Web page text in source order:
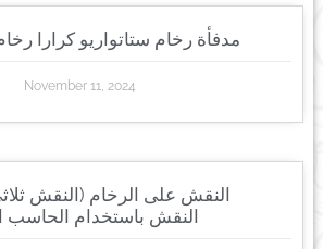
مدفأة رخام ستاتواريو كرارا
November 11, 2024
النقش على الرخام (النقش
النقش باستخدام الحاسب